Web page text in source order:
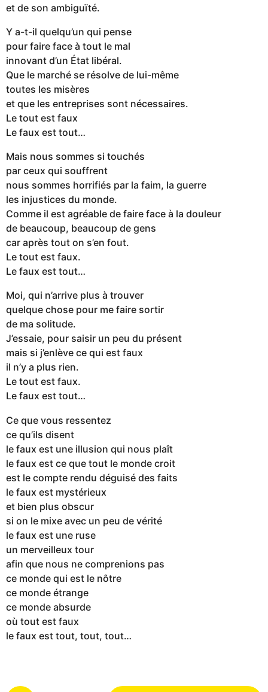
et de son ambiguïté.
Y a-t-il quelqu’un qui pense
pour faire face à tout le mal
innovant d’un État libéral.
Que le marché se résolve de lui-même
toutes les misères
et que les entreprises sont nécessaires.
Le tout est faux
Le faux est tout…
Mais nous sommes si touchés
par ceux qui souffrent
nous sommes horrifiés par la faim, la guerre
les injustices du monde.
Comme il est agréable de faire face à la douleur
de beaucoup, beaucoup de gens
car après tout on s’en fout.
Le tout est faux.
Le faux est tout…
Moi, qui n’arrive plus à trouver
quelque chose pour me faire sortir
de ma solitude.
J’essaie, pour saisir un peu du présent
mais si j’enlève ce qui est faux
il n’y a plus rien.
Le tout est faux.
Le faux est tout…
Ce que vous ressentez
ce qu’ils disent
le faux est une illusion qui nous plaît
le faux est ce que tout le monde croit
est le compte rendu déguisé des faits
le faux est mystérieux
et bien plus obscur
si on le mixe avec un peu de vérité
le faux est une ruse
un merveilleux tour
afin que nous ne comprenions pas
ce monde qui est le nôtre
ce monde étrange
ce monde absurde
où tout est faux
le faux est tout, tout, tout…